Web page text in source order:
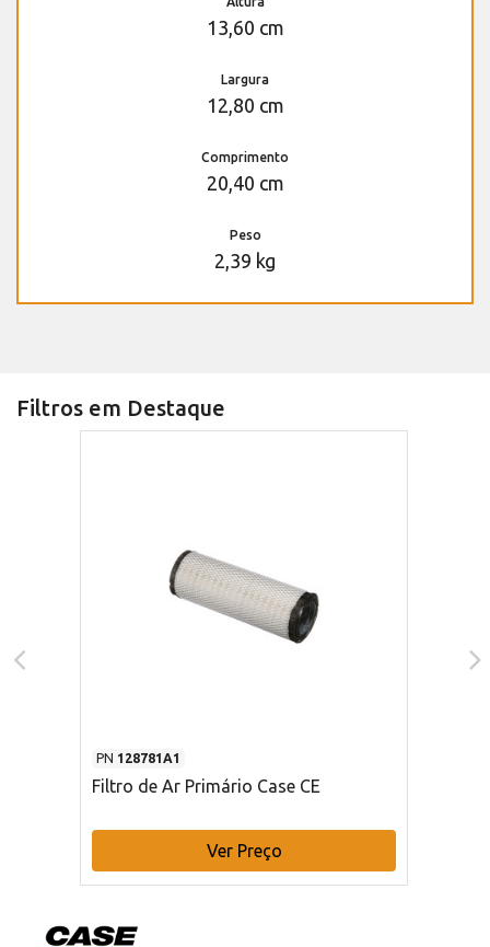
13,60 cm
Largura
12,80 cm
Comprimento
20,40 cm
Peso
2,39 kg
Filtros em Destaque
PN 128781A1
Filtro de Ar Primário Case CE
Ver Preço